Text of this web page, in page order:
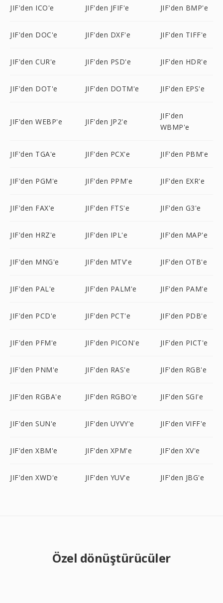
JIF'den ICO'e JIF'den JFIF'e JIF'den BMP'e
JIF'den DOC'e JIF'den DXF'e JIF'den TIFF'e
JIF'den CUR'e JIF'den PSD'e JIF'den HDR'e
JIF'den DOT'e JIF'den DOTM'e JIF'den EPS'e
JIF'den WEBP'e JIF'den JP2'e
JIF'den
WBMP'e
JIF'den TGA'e JIF'den PCX'e JIF'den PBM'e
JIF'den PGM'e JIF'den PPM'e JIF'den EXR'e
JIF'den FAX'e JIF'den FTS'e JIF'den G3'e
JIF'den HRZ'e JIF'den IPL'e JIF'den MAP'e
JIF'den MNG'e JIF'den MTV'e JIF'den OTB'e
JIF'den PAL'e JIF'den PALM'e JIF'den PAM'e
JIF'den PCD'e JIF'den PCT'e JIF'den PDB'e
JIF'den PFM'e JIF'den PICON'e JIF'den PICT'e
JIF'den PNM'e JIF'den RAS'e JIF'den RGB'e
JIF'den RGBA'e JIF'den RGBO'e JIF'den SGI'e
JIF'den SUN'e JIF'den UYVY'e JIF'den VIFF'e
JIF'den XBM'e JIF'den XPM'e JIF'den XV'e
JIF'den XWD'e JIF'den YUV'e JIF'den JBG'e
Özel dönüştürücüler